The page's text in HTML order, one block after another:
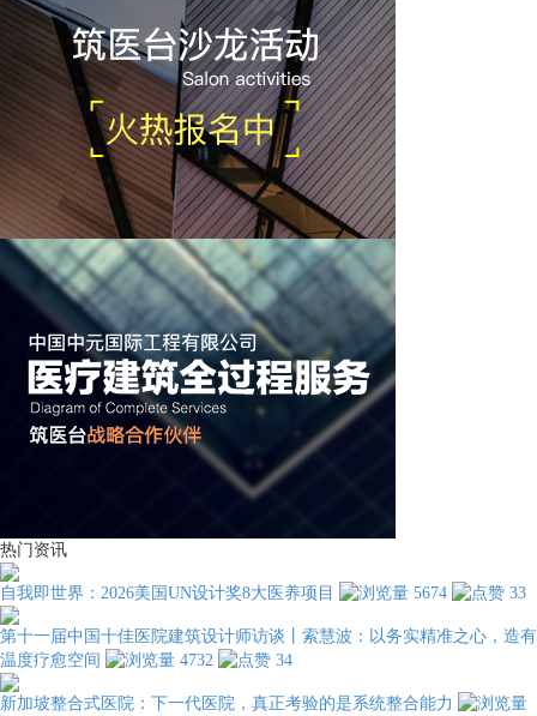
热门资讯
自我即世界：2026美国UN设计奖8大医养项目 5674 33
第十一届中国十佳医院建筑设计师访谈丨索慧波：以务实精准之心，造有
温度疗愈空间
4732 34
新加坡整合式医院：下一代医院，真正考验的是系统整合能力